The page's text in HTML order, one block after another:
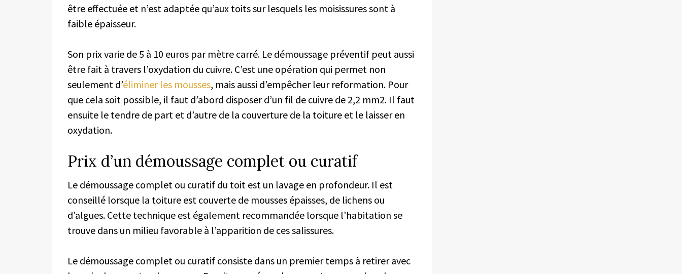
être effectuée et n’est adaptée qu’aux toits sur lesquels les moisissures sont à
faible épaisseur.
Son prix varie de 5 à 10 euros par mètre carré. Le démoussage préventif peut aussi
être fait à travers l’oxydation du cuivre. C’est une opération qui permet non
seulement d’éliminer les mousses, mais aussi d’empêcher leur reformation. Pour
que cela soit possible, il faut d’abord disposer d’un fil de cuivre de 2,2 mm2. Il faut
ensuite le tendre de part et d’autre de la couverture de la toiture et le laisser en
oxydation.
Prix d’un démoussage complet ou curatif
Le démoussage complet ou curatif du toit est un lavage en profondeur. Il est
conseillé lorsque la toiture est couverte de mousses épaisses, de lichens ou
d’algues. Cette technique est également recommandée lorsque l’habitation se
trouve dans un milieu favorable à l’apparition de ces salissures.
Le démoussage complet ou curatif consiste dans un premier temps à retirer avec